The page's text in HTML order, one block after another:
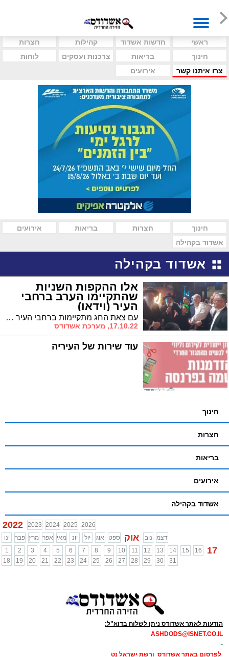
ראשי חדשות אשדוד קהילות
חצרות
חינוך
בריאות צרכנות ועסקים
לוחות
צרו איתנו קשר
אירועים
חינוך חצרות בריאות
אירועים
אשדוד בקהילה
אשדוד בקהילה
אלו ההקפות השניות
שהתקיימו הערב ברחבי
העיר (וידאו)
עם צאת החג מתקיימות ברחבי העיר מספר מוקדים של הקפות שניות * בהקפות שניות ברובע ב' הנערכות בשעה זו משתתף ראש העיר ד"ר יחיאל לסרי
17.10.22, מערכת אשדודס
עוד שירות של העיריה
חינוך
חצרות
בריאות
אירועים
אשדוד בקהילה
2022 2023 2024 2025 2026
ינו
פבר מרץ אפר מאי יונ יול אוג ספט אוק נוב
דצמ
1
2 3 4 5 6 7 8 9 10 11 12 13 14 15 16 17
18 19 20 21 22 23 24 25 26 27 28 29 30 31
הודעות לאתר אשדודס ניתן לשלוח בדוא"ל:
ASHDODS@ISNET.CO.IL
-
לפרסום באתר אשדודס ורשת ישראל נט